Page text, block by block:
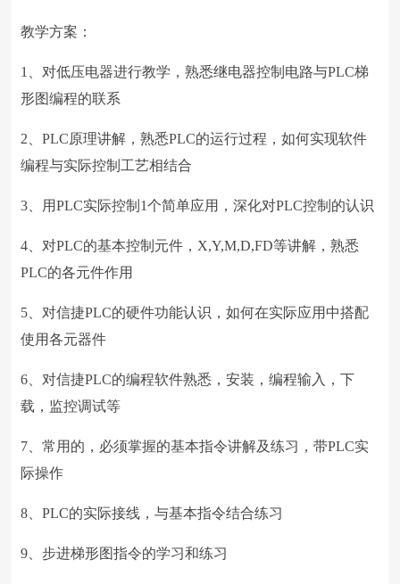
教学方案：
1、对低压电器进行教学，熟悉继电器控制电路与PLC梯
形图编程的联系
2、PLC原理讲解，熟悉PLC的运行过程，如何实现软件
编程与实际控制工艺相结合
3、用PLC实际控制1个简单应用，深化对PLC控制的认识
4、对PLC的基本控制元件，X,Y,M,D,FD等讲解，熟悉
PLC的各元件作用
5、对信捷PLC的硬件功能认识，如何在实际应用中搭配
使用各元器件
6、对信捷PLC的编程软件熟悉，安装，编程输入，下
载，监控调试等
7、常用的，必须掌握的基本指令讲解及练习，带PLC实
际操作
8、PLC的实际接线，与基本指令结合练习
9、步进梯形图指令的学习和练习